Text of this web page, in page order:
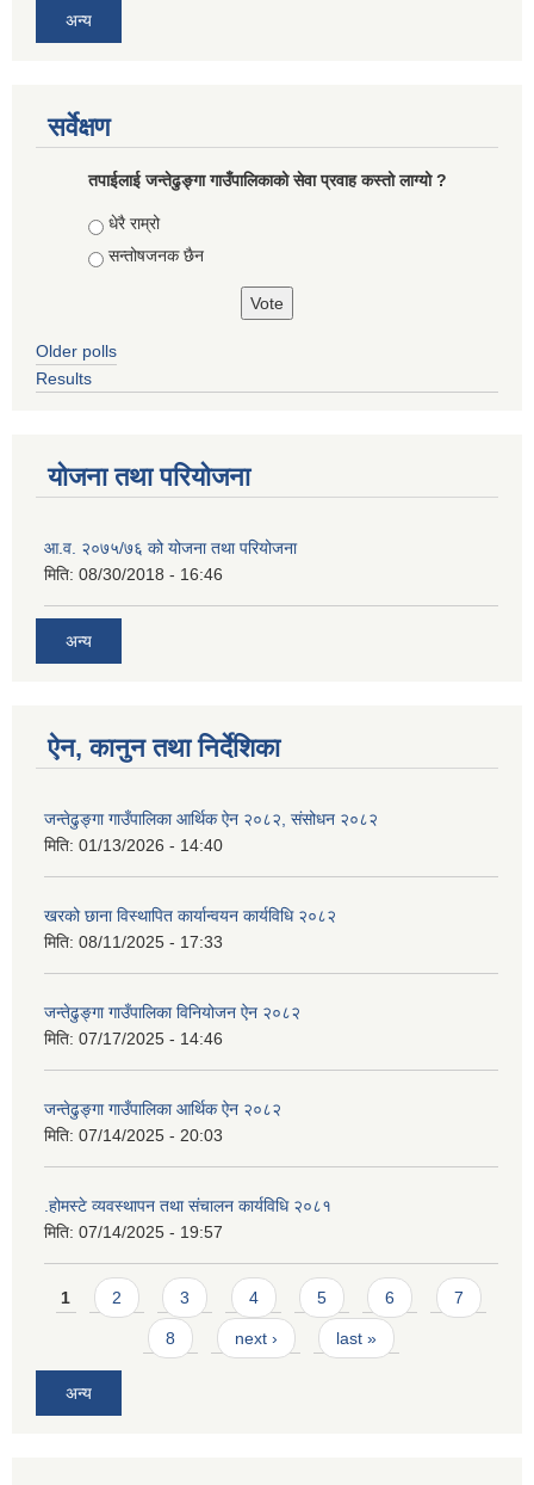
अन्य
सर्वेक्षण
तपाईलाई जन्तेढुङ्गा गाउँपालिकाको सेवा प्रवाह कस्तो लाग्यो ?
Choices
धेरै राम्रो
सन्तोषजनक छैन
Older polls
Results
योजना तथा परियोजना
आ.व. २०७५/७६ को योजना तथा परियोजना
मिति: 08/30/2018 - 16:46
अन्य
ऐन, कानुन तथा निर्देशिका
जन्तेढुङ्गा गाउँपालिका आर्थिक ऐन २०८२, संसोधन २०८२
मिति: 01/13/2026 - 14:40
खरको छाना विस्थापित कार्यान्वयन कार्यविधि २०८२
मिति: 08/11/2025 - 17:33
जन्तेढुङ्गा गाउँपालिका विनियोजन ऐन २०८२
मिति: 07/17/2025 - 14:46
जन्तेढुङ्गा गाउँपालिका आर्थिक ऐन २०८२
मिति: 07/14/2025 - 20:03
.होमस्टे व्यवस्थापन तथा संचालन कार्यविधि २०८१
मिति: 07/14/2025 - 19:57
Pages
1 2 3 4 5 6 7
8 next › last »
अन्य